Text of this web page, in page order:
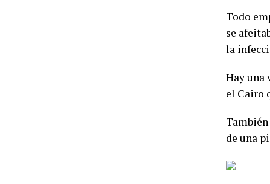
Todo
se
la
Hay una
el Cairo
de una